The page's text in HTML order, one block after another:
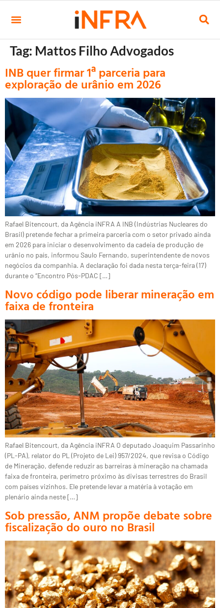
Tag: Mattos Filho Advogados
INB quer firmar 1ª parceria para
exploração de urânio em 2026
Rafael Bitencourt, da Agência iNFRA A INB (Indústrias Nucleares do
Brasil) pretende fechar a primeira parceria com o setor privado ainda
em 2026 para iniciar o desenvolvimento da cadeia de produção de
urânio no país, informou Saulo Fernando, superintendente de novos
negócios da companhia. A declaração foi dada nesta terça-feira (17)
durante o “Encontro Pós-PDAC […]
Novo código pode liberar mineração em
faixa de fronteira
Rafael Bitencourt, da Agência iNFRA O deputado Joaquim Passarinho
(PL-PA), relator do PL (Projeto de Lei) 957/2024, que revisa o Código
de Mineração, defende reduzir as barreiras à mineração na chamada
faixa de fronteira, perímetro próximo às divisas terrestres do Brasil
com países vizinhos. Ele pretende levar a matéria à votação em
plenário ainda neste […]
Sob pressão, ANM propõe debate sobre
fiscalização do ouro no Brasil